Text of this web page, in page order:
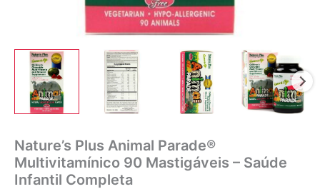
Nature’s Plus Animal Parade®
Multivitamínico 90 Mastigáveis – Saúde
Infantil Completa